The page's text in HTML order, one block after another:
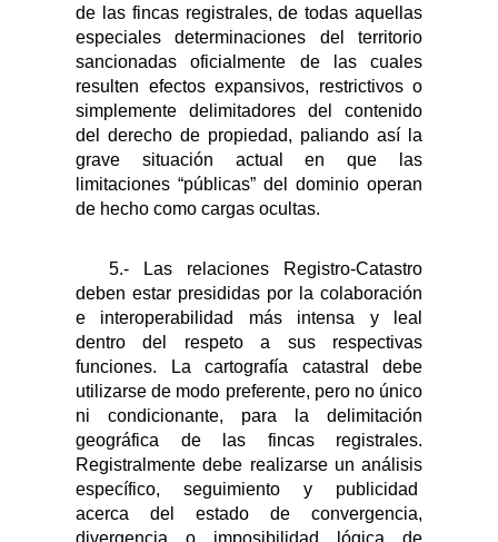
de las fincas registrales, de todas aquellas
especiales determinaciones del territorio
sancionadas oficialmente de las cuales
resulten efectos expansivos, restrictivos o
simplemente delimitadores del contenido
del derecho de propiedad, paliando así la
grave situación actual en que las
limitaciones “públicas” del dominio operan
de hecho como cargas ocultas.
5.- Las relaciones Registro-Catastro
deben estar presididas por la colaboración
e interoperabilidad más intensa y leal
dentro del respeto a sus respectivas
funciones. La cartografía catastral debe
utilizarse de modo preferente, pero no único
ni condicionante, para la delimitación
geográfica de las fincas registrales.
Registralmente debe realizarse un análisis
específico, seguimiento y publicidad
acerca del estado de convergencia,